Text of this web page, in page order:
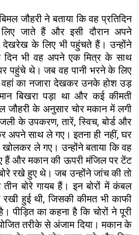
जौहरी ने बताया कि वह प्रतिदिन
जाते हैं और इसी दौरान अपने
देखरेख के लिए भी पहुंचते हैं। उन्होंने
दिन भी वह अपने एक मित्र के साथ
पहुंचे थे। जब वह पानी भरने के लिए
का नजारा देखकर उनके होश उड़
बिखरा पड़ा था और कई कीमती
जौहरी के अनुसार चोर मकान में लगी
के उपकरण, तारें, स्विच, बोर्ड और
अपने साथ ले गए। इतना ही नहीं, घर
खोलकर ले गए। उन्होंने बताया कि वह
हैं और मकान की ऊपरी मंजिल पर टेंट
रखे हुए थे। जब उन्होंने जांच की तो
बोरे गायब हैं। इन बोरों में कंबल
हुई थी, जिसकी कीमत भी काफी
पीड़ित का कहना है कि चोरों ने पूरी
तरीके से अंजाम दिया। मकान के